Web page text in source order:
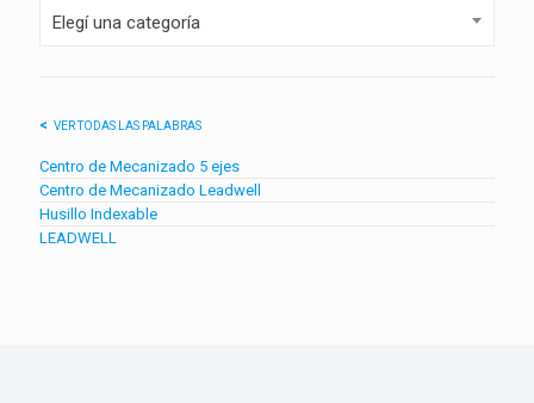
Elegí una categoría
VER TODAS LAS PALABRAS
Centro de Mecanizado 5 ejes
Centro de Mecanizado Leadwell
Husillo Indexable
LEADWELL